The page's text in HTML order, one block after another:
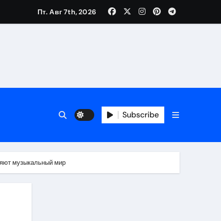
Пт. Авг 7th, 2026
Subscribe
музыкальный мир